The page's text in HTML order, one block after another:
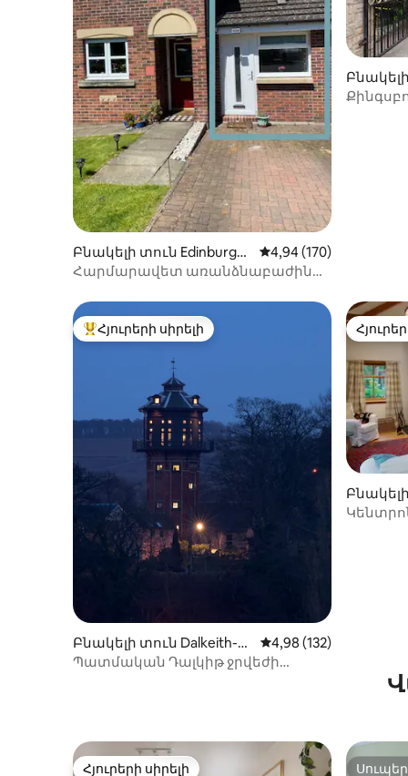
Բնակելի տուն Edinburgh-
ում
Միջին վարկանիշը՝
4,94 (170)
Հարմարավետ առանձնաբաժին
ում
Հյուրերի սիրելի լավագույն տները
Հյուրերի սիրելի
Բնակելի տուն Dalkeith-ու
մ
Միջին վարկանիշը՝
4,98 (132)
Պատմական Դալկիթ ջրվեժի
ում
Հյուրերի սիրելի